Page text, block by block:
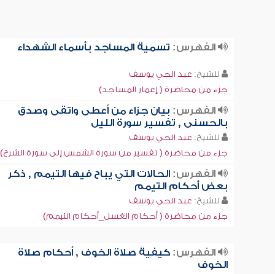
الفهرس: تسمية المساجد بأسماء الشهداء
للشيخ: عبد الحي يوسف
جزء من محاضرة ( إعمار المساجد)
الفهرس: بيان جزاء من أعطى واتقى وصدق
بالحسنى , تفسير سورة الليل
للشيخ: عبد الحي يوسف
جزء من محاضرة ( تفسير من سورة الشمس إلى سورة الشرح)
الفهرس:الحالات التي يباح فيها التيمم , ذكر
بعض أحكام التيمم
للشيخ: عبد الحي يوسف
جزء من محاضرة ( أحكام الغسل_أحكام التيمم)
الفهرس:كيفية صلاة الخوف , أحكام صلاة
الخوف